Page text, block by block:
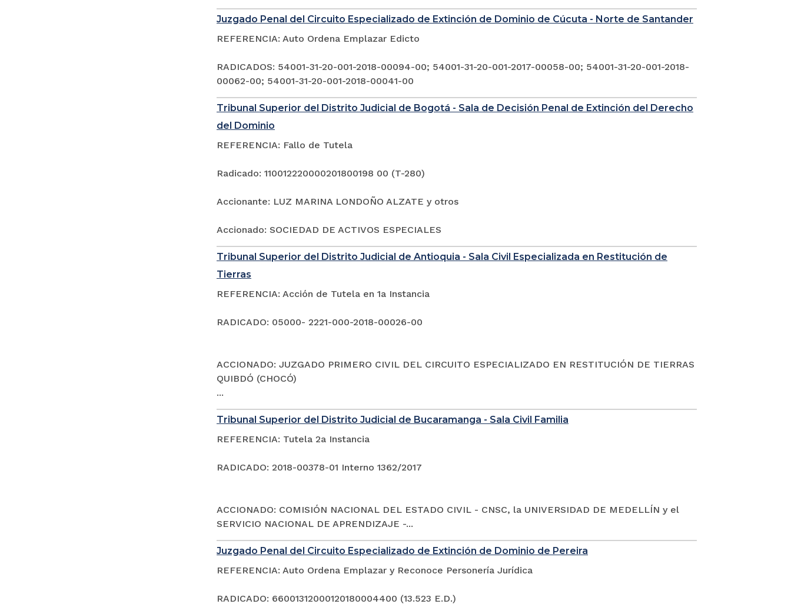
Juzgado Penal del Circuito Especializado de Extinción de Dominio de Cúcuta - Norte de Santander
REFERENCIA: Auto Ordena Emplazar Edicto
RADICADOS: 54001-31-20-001-2018-00094-00; 54001-31-20-001-2017-00058-00; 54001-31-20-001-2018-
00062-00; 54001-31-20-001-2018-00041-00
Tribunal Superior del Distrito Judicial de Bogotá - Sala de Decisión Penal de Extinción del Derecho
del Dominio
REFERENCIA: Fallo de Tutela
Radicado: 110012220000201800198 00 (T-280)
Accionante: LUZ MARINA LONDOÑO ALZATE y otros
Accionado: SOCIEDAD DE ACTIVOS ESPECIALES
Tribunal Superior del Distrito Judicial de Antioquia - Sala Civil Especializada en Restitución de
Tierras
REFERENCIA: Acción de Tutela en 1a Instancia
RADICADO: 05000- 2221-000-2018-00026-00
ACCIONADO: JUZGADO PRIMERO CIVIL DEL CIRCUITO ESPECIALIZADO EN RESTITUCIÓN DE TIERRAS
QUIBDÓ (CHOCÓ)
...
Tribunal Superior del Distrito Judicial de Bucaramanga - Sala Civil Familia
REFERENCIA: Tutela 2a Instancia
RADICADO: 2018-00378-01 Interno 1362/2017
ACCIONADO: COMISIÓN NACIONAL DEL ESTADO CIVIL - CNSC, la UNIVERSIDAD DE MEDELLÍN y el
SERVICIO NACIONAL DE APRENDIZAJE -...
Juzgado Penal del Circuito Especializado de Extinción de Dominio de Pereira
REFERENCIA: Auto Ordena Emplazar y Reconoce Personería Jurídica
RADICADO: 66001312000120180004400 (13.523 E.D.)